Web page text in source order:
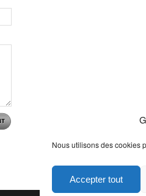
Nous utilisons des cookies
Accepter tout